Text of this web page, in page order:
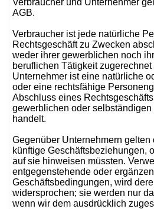
Verbraucher und Unternehmer
AGB.
Verbraucher ist jede natürliche
Rechtsgeschäft zu Zwecken
weder ihrer gewerblichen noch
beruflichen Tätigkeit
Unternehmer ist eine natürliche
oder eine rechtsfähige
Abschluss eines
gewerblichen oder
handelt.
Gegenüber Unternehmern gelten
künftige Geschäftsbeziehungen,
auf sie hinweisen müssten.
entgegenstehende oder
Geschäftsbedingungen, wird
widersprochen; sie werden nur
wenn wir dem ausdrücklich